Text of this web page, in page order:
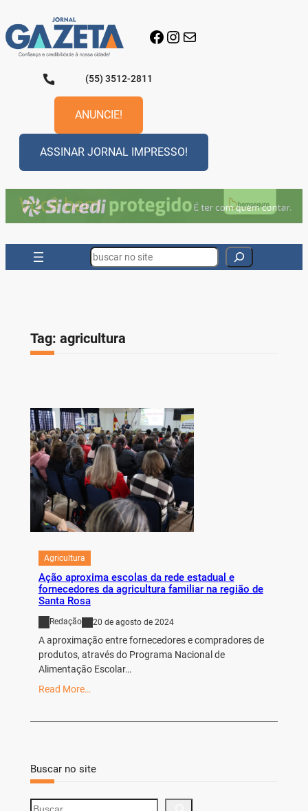
para
o
conteúdo
Facebook
Instagram
E-mail
(55) 3512-2811
ANUNCIE!
ASSINAR JORNAL IMPRESSO!
Search
Tag: agricultura
Agricultura
Ação aproxima escolas da rede estadual e
fornecedores da agricultura familiar na região de
Santa Rosa
Redação 20 de agosto de 2024
A aproximação entre fornecedores e compradores de
produtos, através do Programa Nacional de
Alimentação Escolar…
Read More…
Buscar no site
S